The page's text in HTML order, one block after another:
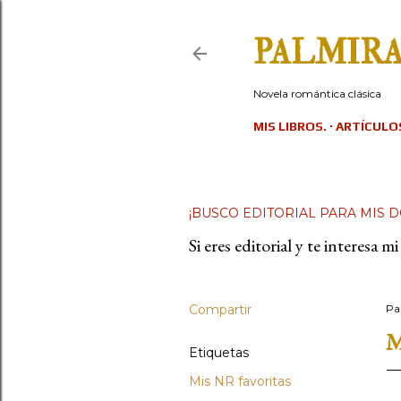
Novela romántica clásica
MIS LIBROS.
¡BUSCO EDITORIAL PARA MIS
Si eres editorial y te interesa
Compartir
Etiquetas
Mis NR favoritas